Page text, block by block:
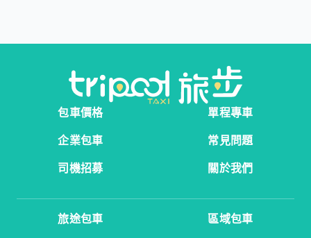
包車價格
單程專車
企業包車
常見問題
司機招募
關於我們
旅途包車 區域包車